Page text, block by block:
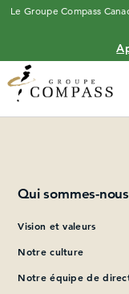
Le Groupe Compass
Please add at
Qui sommes-nous
Vision et valeurs
Notre culture
Notre équipe de